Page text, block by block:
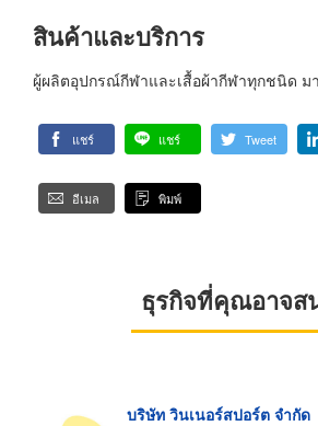
สินค้าและบริการ
ผู้ผลิตอุปกรณ์กีฬาและเสื้อผ้ากีฬาทุกชนิด ม
แชร์ แชร์ Tweet
อีเมล พิมพ์
ธุรกิจที่คุณอาจส
บริษัท วินเนอร์สปอร์ต จำกัด